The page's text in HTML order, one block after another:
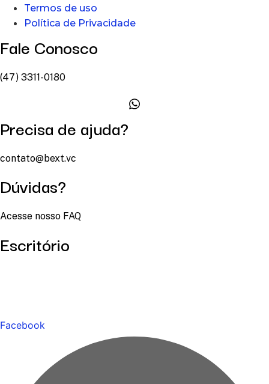
Termos de uso
Política de Privacidade
Fale Conosco
(47) 3311-0180
Precisa de ajuda?
contato@bext.vc
Dúvidas?
Acesse nosso FAQ
Escritório
Facebook